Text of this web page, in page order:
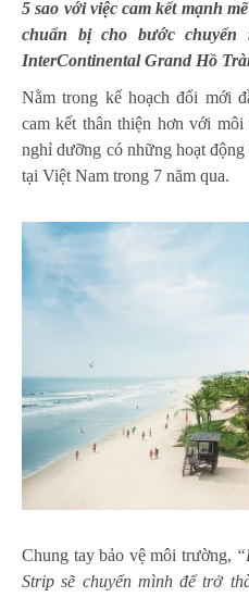
5 sao với việc cam kết mạnh
chuẩn bị cho bước
InterContinental Grand Hồ
Nằm trong kế hoạch đổi mới
cam kết thân thiện hơn với
nghỉ dưỡng có những hoạt
tại Việt Nam trong 7 năm qua.
Chung tay bảo vệ môi trường,
Strip sẽ chuyển mình để trở